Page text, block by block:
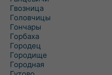
Гвозница
Головчицы
Гончары
Горбаха
Городец
Городище
Городная